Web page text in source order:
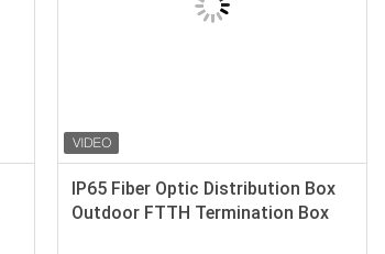
IP65 Fiber Optic Distribution Box
Outdoor FTTH Termination Box